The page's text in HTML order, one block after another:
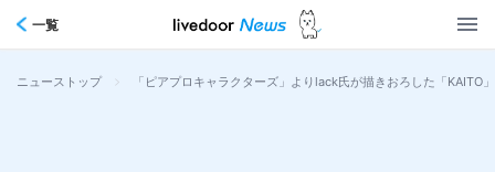
一覧
ニューストップ > 「ピアプロキャラクターズ」よりlack氏が描きおろした「